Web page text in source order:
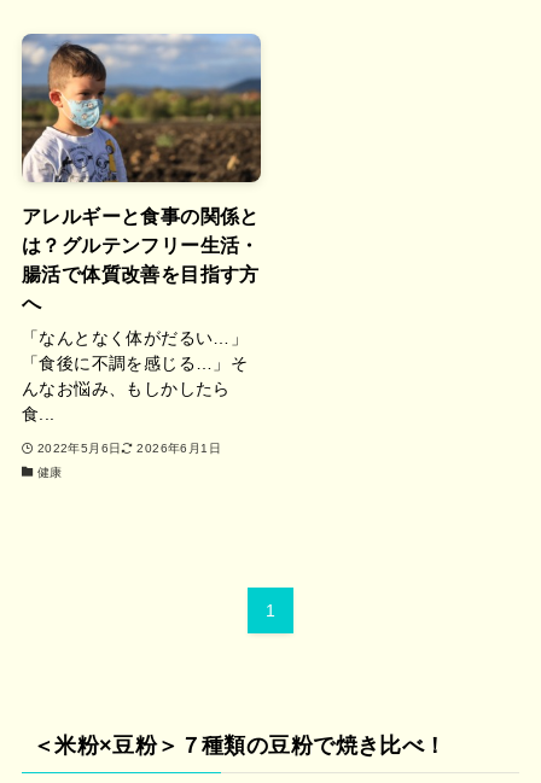
アレルギーと食事の関係と
は？グルテンフリー生活・
腸活で体質改善を目指す方
へ
「なんとなく体がだるい…」
「食後に不調を感じる…」そ
んなお悩み、もしかしたら
食...
2022年5月6日
2026年6月1日
健康
1
＜米粉×豆粉＞７種類の豆粉で焼き比べ！